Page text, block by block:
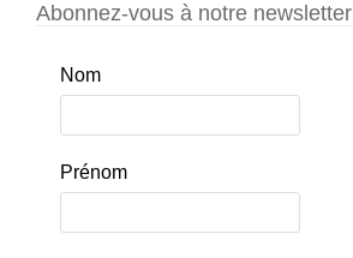
Abonnez-vous à notre newsletter
Nom
Prénom